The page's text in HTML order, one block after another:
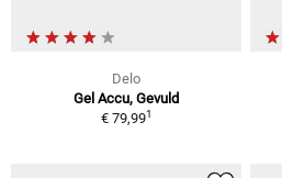
Delo
Gel Accu, Gevuld
€ 79,991